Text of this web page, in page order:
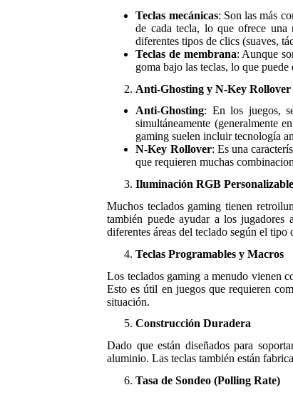
Teclas mecánicas: Son las más
de cada tecla, lo que ofrece una
diferentes tipos de clics (suaves,
Teclas de membrana: Aunque
goma bajo las teclas, lo que
Anti-Ghosting y N-Key Rollover
Anti-Ghosting: En los juegos,
simultáneamente (generalmente
gaming suelen incluir tecnología
N-Key Rollover: Es una
que requieren muchas
Iluminación RGB Personalizable
Muchos teclados gaming tienen
también puede ayudar a los jugadores
diferentes áreas del teclado según el tipo
Teclas Programables y Macros
Los teclados gaming a menudo vienen
Esto es útil en juegos que requieren
situación.
Construcción Duradera
Dado que están diseñados para
aluminio. Las teclas también están
Tasa de Sondeo (Polling Rate)